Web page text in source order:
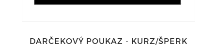
DARČEKOVÝ POUKAZ - KURZ/ŠPERK